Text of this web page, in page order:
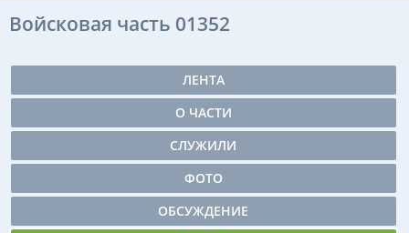
Войсковая часть 01352
ЛЕНТА
О ЧАСТИ
СЛУЖИЛИ
ФОТО
ОБСУЖДЕНИЕ